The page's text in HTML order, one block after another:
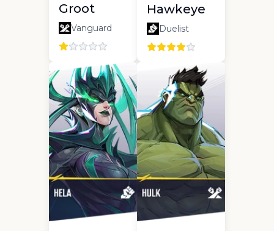
Groot
Vanguard
Hawkeye
Duelist